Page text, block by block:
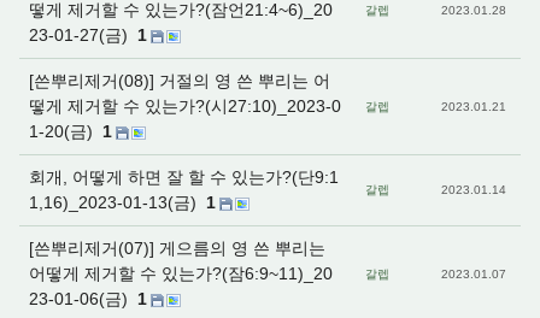
떻게 제거할 수 있는가?(잠언21:4~6)_20
23-01-27(금)
1
갈렙 2023.01.28
[쓴뿌리제거(08)] 거절의 영 쓴 뿌리는 어
떻게 제거할 수 있는가?(시27:10)_2023-0
1-20(금)
1
갈렙 2023.01.21
회개, 어떻게 하면 잘 할 수 있는가?(단9:1
1,16)_2023-01-13(금)
1
갈렙 2023.01.14
[쓴뿌리제거(07)] 게으름의 영 쓴 뿌리는
어떻게 제거할 수 있는가?(잠6:9~11)_20
23-01-06(금)
1
갈렙 2023.01.07